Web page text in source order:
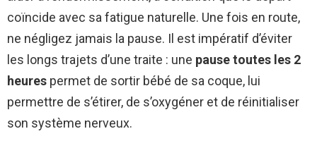
coïncide avec sa fatigue naturelle. Une fois en route,
ne négligez jamais la pause. Il est impératif d’éviter
les longs trajets d’une traite : une pause toutes les 2
heures permet de sortir bébé de sa coque, lui
permettre de s’étirer, de s’oxygéner et de réinitialiser
son système nerveux.